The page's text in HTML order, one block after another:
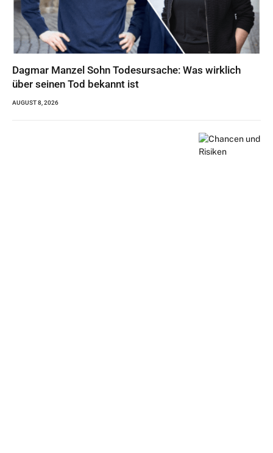
Dagmar Manzel Sohn Todesursache: Was wirklich
über seinen Tod bekannt ist
AUGUST 8, 2026